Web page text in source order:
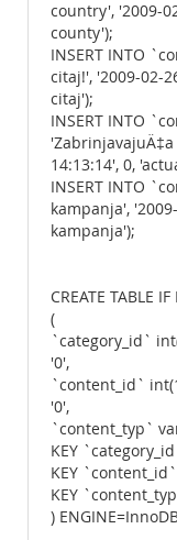
country', '2009-
county');
INSERT INTO
citaj!', '2009-02-
citaj');
INSERT INTO
14:13:14', 0,
INSERT INTO
kampanja',
kampanja');
CREATE TABLE
(
`category_id`
'0',
`content_id`
'0',
`content_typ`
KEY
KEY
KEY
)